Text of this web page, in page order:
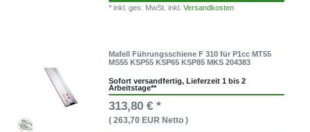
* inkl. ges. MwSt. inkl.Versandkosten
Mafell Führungsschiene F 310 für P1cc MT55
MS55 KSP55 KSP65 KSP85 MKS 204383
Sofort versandfertig, Lieferzeit 1 bis 2
Arbeitstage**
313,80 € *
( 263,70 EUR Netto )